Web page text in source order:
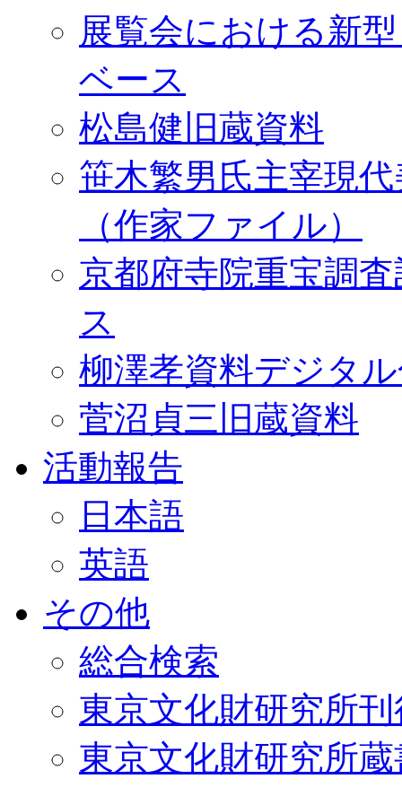
展覧会における新
ベース
松島健旧蔵資料
笹木繁男氏主宰現
（作家ファイル）
京都府寺院重宝調
ス
柳澤孝資料デジタ
菅沼貞三旧蔵資料
活動報告
日本語
英語
その他
総合検索
東京文化財研究所
東京文化財研究所